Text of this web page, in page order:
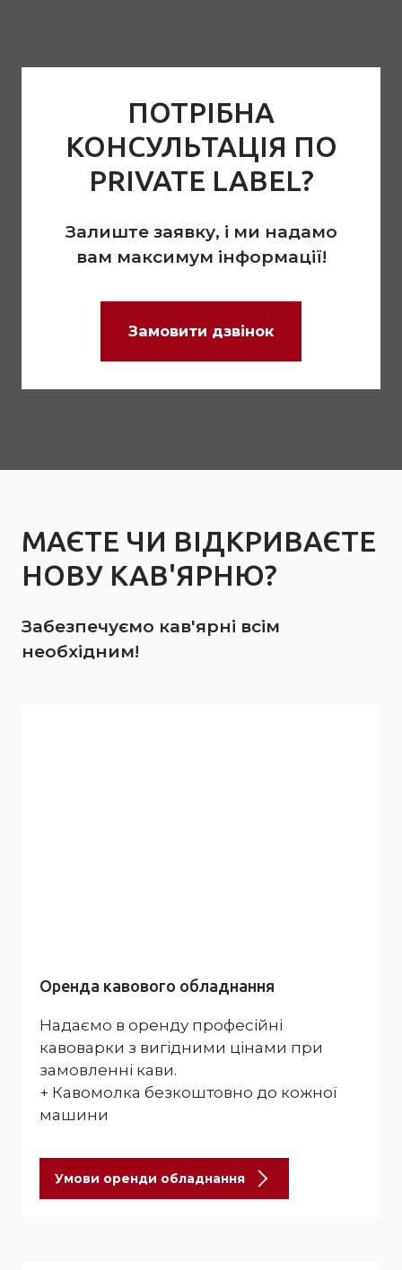
ПОТРІБНА
КОНСУЛЬТАЦІЯ ПО
PRIVATE LABEL?
Залиште заявку, і ми надамо
вам максимум інформації!
Замовити дзвінок
МАЄТЕ ЧИ ВІДКРИВАЄТЕ
НОВУ КАВ'ЯРНЮ?
Забезпечуємо кав'ярні всім
необхідним!
Оренда кавового обладнання
Надаємо в оренду професійні
кавоварки з вигідними цінами при
замовленні кави.
+ Кавомолка безкоштовно до кожної
машини
Умови оренди обладнання